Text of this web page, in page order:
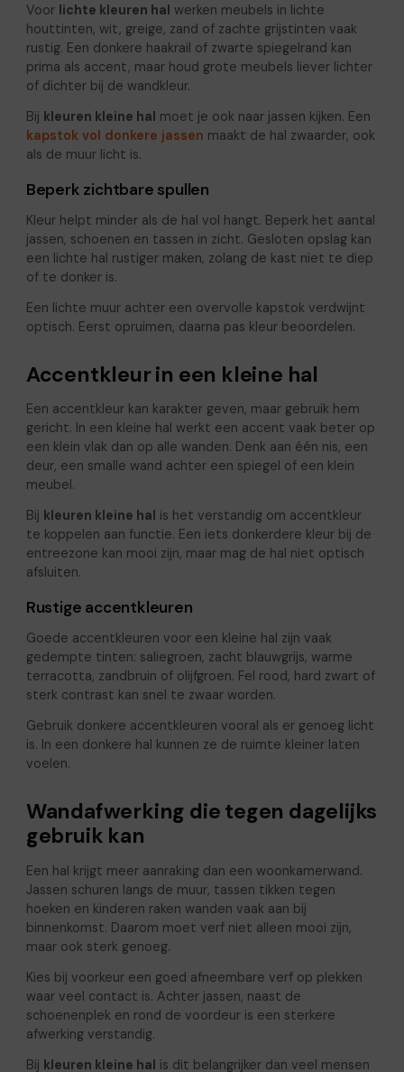
Voor lichte kleuren hal werken meubels in lichte
houttinten, wit, greige, zand of zachte grijstinten vaak
rustig. Een donkere haakrail of zwarte spiegelrand kan
prima als accent, maar houd grote meubels liever lichter
of dichter bij de wandkleur.
Bij kleuren kleine hal moet je ook naar jassen kijken. Een
kapstok vol donkere jassen maakt de hal zwaarder, ook
als de muur licht is.
Beperk zichtbare spullen
Kleur helpt minder als de hal vol hangt. Beperk het aantal
jassen, schoenen en tassen in zicht. Gesloten opslag kan
een lichte hal rustiger maken, zolang de kast niet te diep
of te donker is.
Een lichte muur achter een overvolle kapstok verdwijnt
optisch. Eerst opruimen, daarna pas kleur beoordelen.
Accentkleur in een kleine hal
Een accentkleur kan karakter geven, maar gebruik hem
gericht. In een kleine hal werkt een accent vaak beter op
een klein vlak dan op alle wanden. Denk aan één nis, een
deur, een smalle wand achter een spiegel of een klein
meubel.
Bij kleuren kleine hal is het verstandig om accentkleur
te koppelen aan functie. Een iets donkerdere kleur bij de
entreezone kan mooi zijn, maar mag de hal niet optisch
afsluiten.
Rustige accentkleuren
Goede accentkleuren voor een kleine hal zijn vaak
gedempte tinten: saliegroen, zacht blauwgrijs, warme
terracotta, zandbruin of olijfgroen. Fel rood, hard zwart of
sterk contrast kan snel te zwaar worden.
Gebruik donkere accentkleuren vooral als er genoeg licht
is. In een donkere hal kunnen ze de ruimte kleiner laten
voelen.
Wandafwerking die tegen dagelijks
gebruik kan
Een hal krijgt meer aanraking dan een woonkamerwand.
Jassen schuren langs de muur, tassen tikken tegen
hoeken en kinderen raken wanden vaak aan bij
binnenkomst. Daarom moet verf niet alleen mooi zijn,
maar ook sterk genoeg.
Kies bij voorkeur een goed afneembare verf op plekken
waar veel contact is. Achter jassen, naast de
schoenenplek en rond de voordeur is een sterkere
afwerking verstandig.
Bij kleuren kleine hal is dit belangrijker dan veel mensen